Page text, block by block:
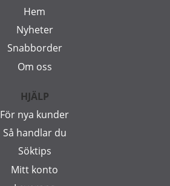
Hem
Nyheter
Snabborder
Om oss
HJÄLP
För nya kunder
Så handlar du
Söktips
Mitt konto